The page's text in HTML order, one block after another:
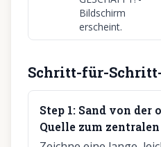
Bildschirm
erscheint.
Schritt-für-
Step 1: Sand von der
Quelle zum